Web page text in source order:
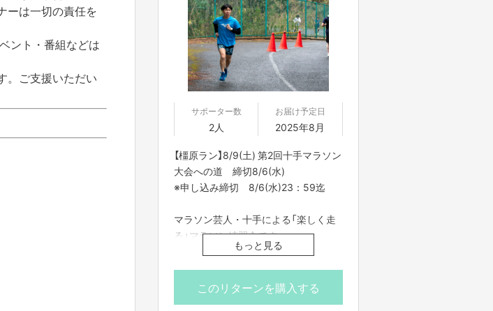
ーは一切の責任を
ント・番組などは
。ご支援いただい
す。
【ご支援にあたってのご注意事項】
■応募のご注意
・雨天中止の場合がございます。開催
当日12:00に判断し、ご支援者の皆さ
まに個別にてご連絡をさせて頂きま
らせ致します。変更した開催日に参加
できない方は、ランナーのサイン色紙
を送付させて頂きます。
は、その日その時間での開催となりま
す。同じ企画でも、日時が違いますの
で注意してご支援ください。
・一度ご支援いただいたものは、キャ
ンセルができません。必ず予定が合う
もののみご支援ください。
サポーター数
2人
お届け予定日
2025年8月
【橿原ラン】8/9(土) 第2回十手マラソン
大会への道 締切8/6(水)
※申し込み締切 8/6(水)23：59迄
マラソン芸人・十手による「楽しく走
る」マラソン練習会です。
集合場所：ジョギング＆サイクリング
ステーション
もっと見る
このリターンを購入する